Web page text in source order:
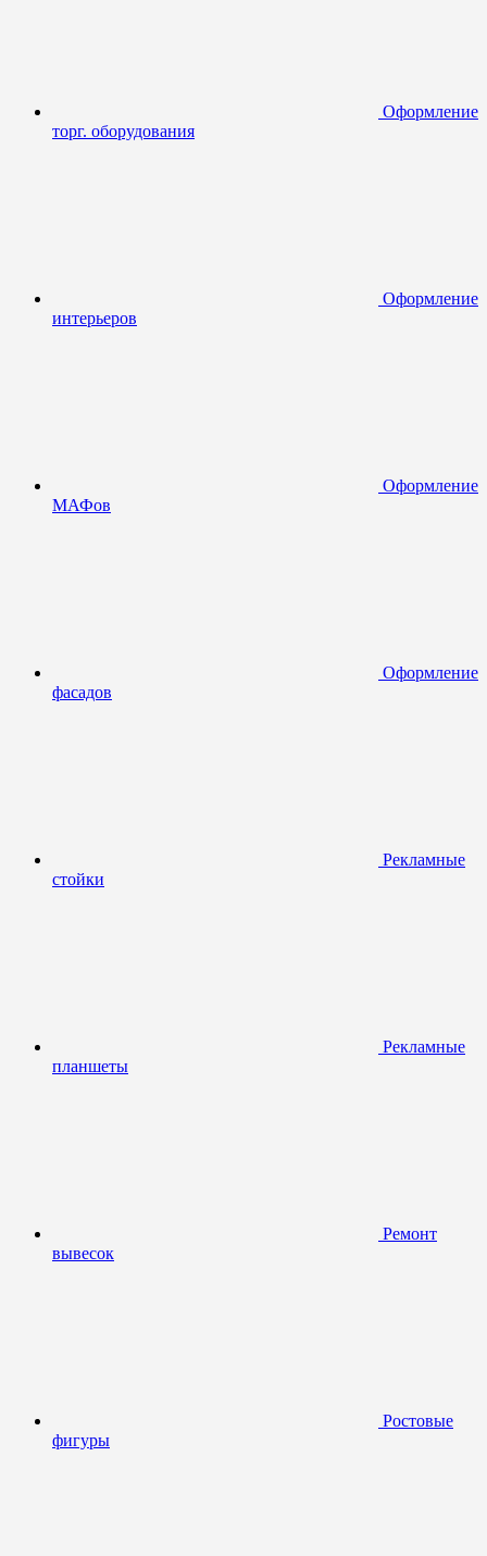
Оформление
торг. оборудования
Оформление
интерьеров
Оформление
МАФов
Оформление
фасадов
Рекламные
стойки
Рекламные
планшеты
Ремонт
вывесок
Ростовые
фигуры